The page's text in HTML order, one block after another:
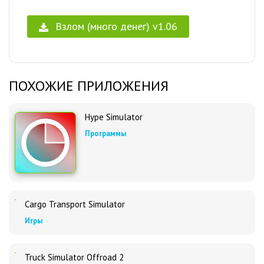
Взлом (много денег) v1.06
ПОХОЖИЕ ПРИЛОЖЕНИЯ
Hype Simulator
Программы
Cargo Transport Simulator
Игры
Truck Simulator Offroad 2